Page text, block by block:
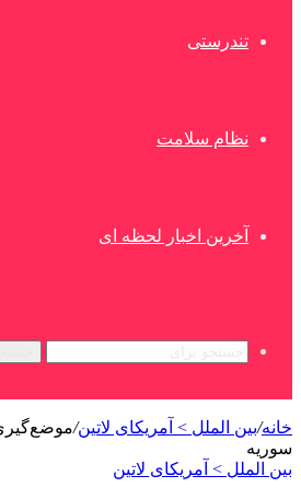
تندرستی
نظام سلامت
آخرین اخبار لحظه ای
خانه/بین الملل > آمریکای لاتین/
سوریه
بین الملل > آمریکای لاتین